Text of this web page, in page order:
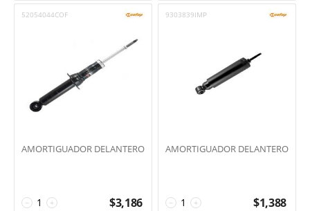
52054044COF
AMORTIGUADOR DELANTERO
+
− $3,186
9303839IMP
AMORTIGUADOR DELANTERO
+
− $1,388